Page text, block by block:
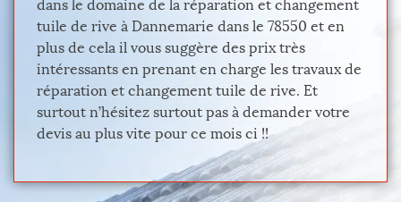
dans le domaine de la réparation et changement
tuile de rive à Dannemarie dans le 78550 et en
plus de cela il vous suggère des prix très
intéressants en prenant en charge les travaux de
réparation et changement tuile de rive. Et
surtout n’hésitez surtout pas à demander votre
devis au plus vite pour ce mois ci !!